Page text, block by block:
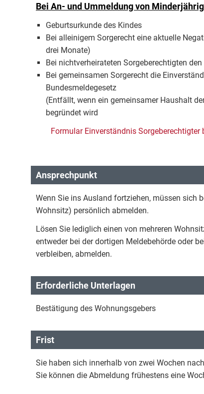
Bei An- und Ummeldung von
Geburtsurkunde des Kindes
Bei alleinigem Sorgerecht eine aktuelle
drei Monate)
Bei nichtverheirateten Sorgeberechtigten
Bei gemeinsamen Sorgerecht die
Bundesmeldegesetz
(Entfällt, wenn ein gemeinsamer Haushalt
begründet wird
Formular Einverständnis
Ansprechpunkt
Wenn Sie ins Ausland fortziehen, müssen sich
Wohnsitz) persönlich abmelden.
Lösen Sie lediglich einen von mehreren
entweder bei der dortigen Meldebehörde oder
verbleiben, abmelden.
Erforderliche Unterlagen
Bestätigung des Wohnungsgebers
Frist
Sie haben sich innerhalb von zwei Wochen
Sie können die Abmeldung frühestens eine